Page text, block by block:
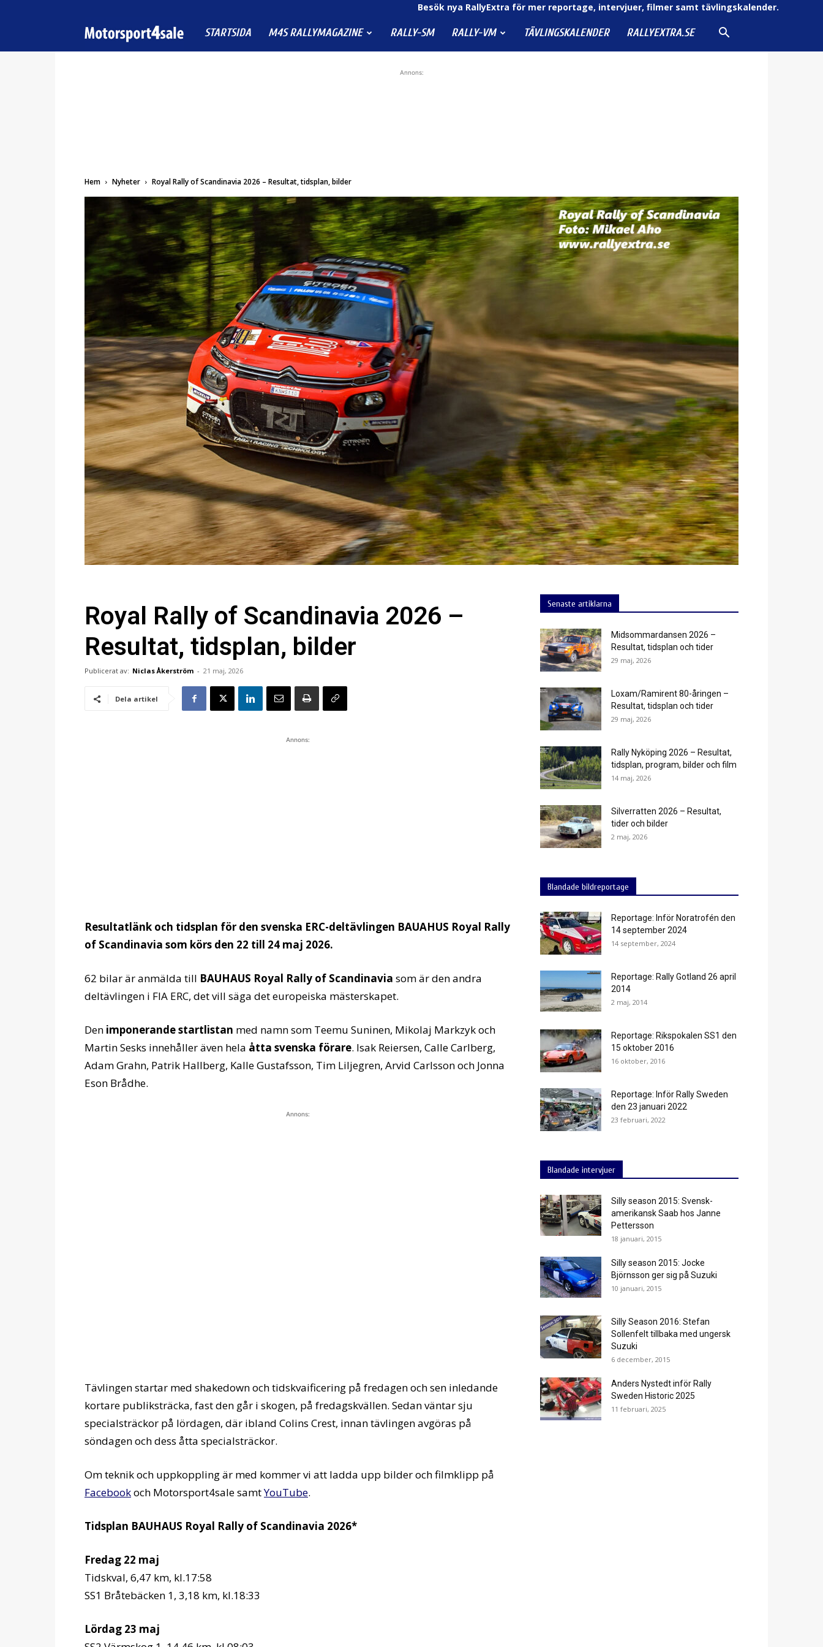
Besök nya RallyExtra för mer reportage, intervjuer, filmer samt tävlingskalender.
Motorsport4sale
STARTSIDA M4S RALLYMAGAZINE RALLY-SM RALLY-VM TÄVLINGSKALENDER RALLYEXTRA.SE
Annons:
Hem Nyheter Royal Rally of Scandinavia 2026 – Resultat, tidsplan, bilder
Royal Rally of Scandinavia 2026 –
Resultat, tidsplan, bilder
Publicerat av: Niclas Åkerström - 21 maj, 2026
Dela artikel
Annons:
Resultatlänk och tidsplan för den svenska ERC-deltävlingen BAUAHUS Royal Rally
of Scandinavia som körs den 22 till 24 maj 2026.
62 bilar är anmälda till BAUHAUS Royal Rally of Scandinavia som är den andra
deltävlingen i FIA ERC, det vill säga det europeiska mästerskapet.
Den imponerande startlistan med namn som Teemu Suninen, Mikolaj Markzyk och
Martin Sesks innehåller även hela åtta svenska förare. Isak Reiersen, Calle Carlberg,
Adam Grahn, Patrik Hallberg, Kalle Gustafsson, Tim Liljegren, Arvid Carlsson och Jonna
Eson Brådhe.
Annons:
Tävlingen startar med shakedown och tidskvaificering på fredagen och sen inledande
kortare publiksträcka, fast den går i skogen, på fredagskvällen. Sedan väntar sju
specialsträckor på lördagen, där ibland Colins Crest, innan tävlingen avgöras på
söndagen och dess åtta specialsträckor.
Om teknik och uppkoppling är med kommer vi att ladda upp bilder och filmklipp på
Facebookoch Motorsport4sale samtYouTube.
Tidsplan BAUHAUS Royal Rally of Scandinavia 2026*
Fredag 22 maj
Tidskval, 6,47 km, kl.17:58
SS1 Bråtebäcken 1, 3,18 km, kl.18:33
Lördag 23 maj
Senaste artiklarna
Midsommardansen 2026 –
Resultat, tidsplan och tider
29 maj, 2026
Loxam/Ramirent 80-åringen –
Resultat, tidsplan och tider
29 maj, 2026
Rally Nyköping 2026 – Resultat,
tidsplan, program, bilder och film
14 maj, 2026
Silverratten 2026 – Resultat,
tider och bilder
2 maj, 2026
Blandade bildreportage
Reportage: Inför Noratrofén den
14 september 2024
14 september, 2024
Reportage: Rally Gotland 26 april
2014
2 maj, 2014
Reportage: Rikspokalen SS1 den
15 oktober 2016
16 oktober, 2016
Reportage: Inför Rally Sweden
den 23 januari 2022
23 februari, 2022
Blandade intervjuer
Silly season 2015: Svensk-
amerikansk Saab hos Janne
Pettersson
18 januari, 2015
Silly season 2015: Jocke
Björnsson ger sig på Suzuki
10 januari, 2015
Silly Season 2016: Stefan
Sollenfelt tillbaka med ungersk
Suzuki
6 december, 2015
Anders Nystedt inför Rally
Sweden Historic 2025
11 februari, 2025